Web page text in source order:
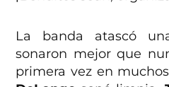
La banda atascó
sonaron mejor que
primera vez en